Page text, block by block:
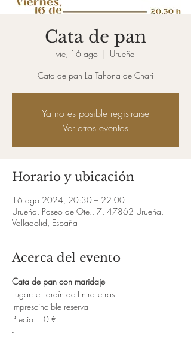
Cata de pan
vie, 16 ago
  |
Urueña
Cata de pan La Tahona de Chari
Ya no es posible registrarse
Ver otros eventos
Horario y ubicación
16 ago 2024, 20:30 – 22:00
Urueña, Paseo de Ote., 7, 47862 Urueña,
Valladolid, España
Acerca del evento
Cata de pan con maridaje
Lugar: el jardín de Entretierras
Imprescindible reserva
Precio: 10 €
-